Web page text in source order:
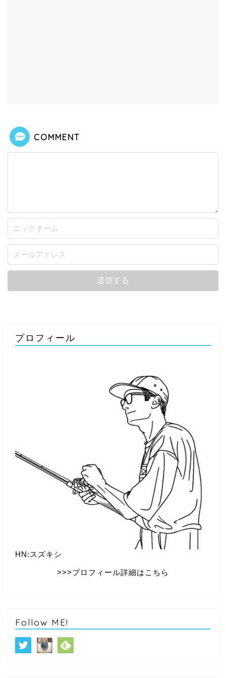
COMMENT
プロフィール
HN:スズキシ
>>>プロフィール詳細はこちら
Follow ME!